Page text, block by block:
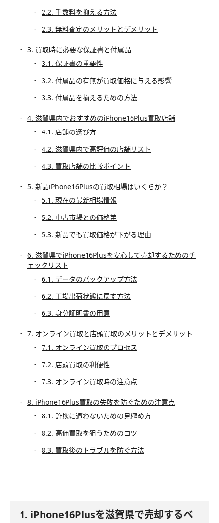
2.2. 手数料を抑える方法
2.3. 無料査定のメリットとデメリット
3. 買取時に必要な保証書と付属品
3.1. 保証書の重要性
3.2. 付属品の有無が買取価格に与える影響
3.3. 付属品を揃えるための方法
4. 滋賀県内でおすすめのiPhone16Plus買取店舗
4.1. 店舗の選び方
4.2. 滋賀県内で高評価の店舗リスト
4.3. 買取店舗の比較ポイント
5. 新品iPhone16Plusの買取相場はいくらか？
5.1. 現在の最新相場情報
5.2. 中古市場との価格差
5.3. 新品でも買取価格が下がる理由
6. 滋賀県でiPhone16Plusを安心して売却するためのチ
ェックリスト
6.1. データのバックアップ方法
6.2. 工場出荷状態に戻す方法
6.3. 身分証明書の用意
7. オンライン買取と店頭買取のメリットとデメリット
7.1. オンライン買取のプロセス
7.2. 店頭買取の利便性
7.3. オンライン買取時の注意点
8. iPhone16Plus買取の失敗を防ぐための注意点
8.1. 詐欺に遭わないための見極め方
8.2. 高価買取を狙うためのコツ
8.3. 買取後のトラブルを防ぐ方法
1. iPhone16Plusを滋賀県で売却するベ